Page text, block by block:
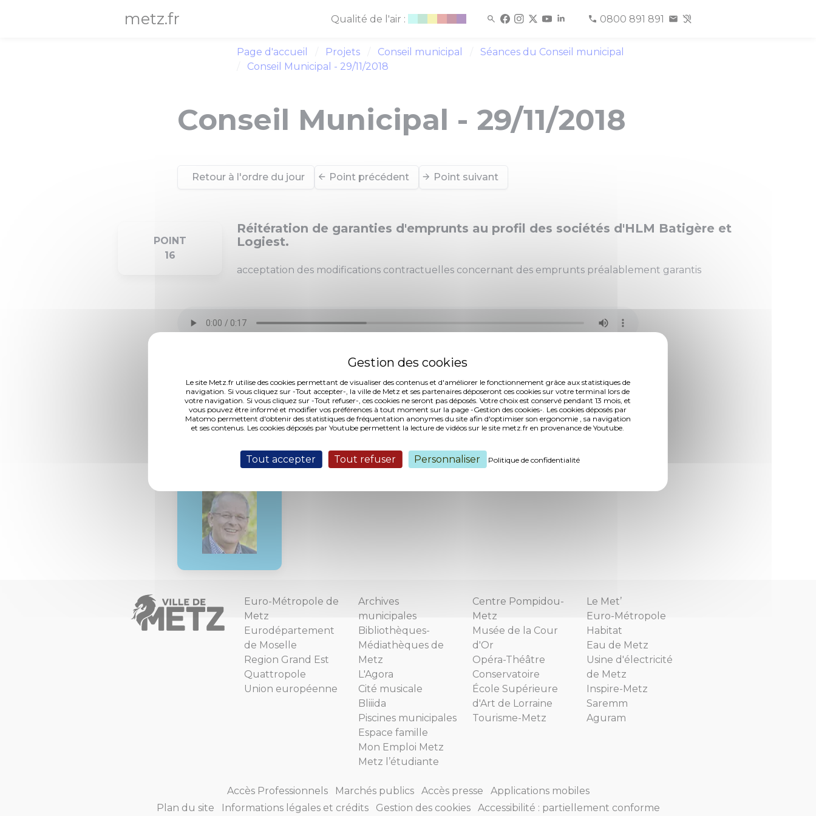
Le site Metz.fr utilise des cookies permettant de visualiser des contenus et d'améliorer le fonctionnement grâce aux statistiques de
navigation. Si vous cliquez sur -Tout accepter-, la ville de Metz et ses partenaires déposeront ces cookies sur votre terminal lors de
votre navigation. Si vous cliquez sur -Tout refuser-, ces cookies ne seront pas déposés. Votre choix est conservé pendant 13 mois, et
vous pouvez être informé et modifier vos préférences à tout moment sur la page -Gestion des cookies-. Les cookies déposés par
Matomo permettent d'obtenir des statistiques de fréquentation anonymes du site afin d'optimiser son ergonomie , sa navigation
et ses contenus. Les cookies déposés par Youtube permettent la lecture de vidéos sur le site metz.fr en provenance de Youtube.
Tout accepter Tout refuser Personnaliser Politique de confidentialité
metz.fr Qualité de l'air : 0800 891 891
Page d'accueil Projets Conseil municipal
Séances du Conseil municipal
Conseil Municipal - 29/11/2018
Conseil Municipal - 29/11/2018
Retour à l'ordre du jour Point précédent Point suivant
POINT
16
Réitération de garanties d'emprunts au profil des sociétés d'HLM Batigère et
Logiest.
acceptation des modifications contractuelles concernant des emprunts préalablement garantis
DCM N°18-11-29-16 (23,86 Mo, publié le 18/12/2018)
Rapporteur :
M. Toulouze
Aucune intervention
Euro-Métropole de
Metz
Eurodépartement
de Moselle
Region Grand Est
Quattropole
Union européenne
Archives
municipales
Bibliothèques-
Médiathèques de
Metz
L'Agora
Cité musicale
Bliiida
Piscines municipales
Espace famille
Mon Emploi Metz
Metz l’étudiante
Centre Pompidou-
Metz
Musée de la Cour
d'Or
Opéra-Théâtre
Conservatoire
École Supérieure
d'Art de Lorraine
Tourisme-Metz
Le Met’
Euro-Métropole
Habitat
Eau de Metz
Usine d'électricité
de Metz
Inspire-Metz
Saremm
Aguram
Accès Professionnels Marchés publics Accès presse
Applications mobiles
Plan du site
Informations légales et crédits Gestion des cookies Accessibilité : partiellement conforme